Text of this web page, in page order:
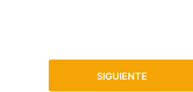
SIGUIENTE